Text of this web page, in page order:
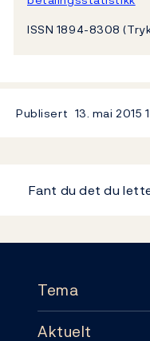
ISSN 1894-8308
Publisert 13. mai 2015
Fant du det du
Tema
Tema
Aktuelt